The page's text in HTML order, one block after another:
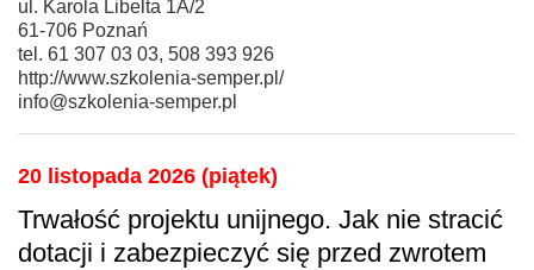
ul. Karola Libelta 1A/2
61-706 Poznań
tel. 61 307 03 03, 508 393 926
http://www.szkolenia-semper.pl/
info@szkolenia-semper.pl
20 listopada 2026 (piątek)
Trwałość projektu unijnego. Jak nie stracić
dotacji i zabezpieczyć się przed zwrotem